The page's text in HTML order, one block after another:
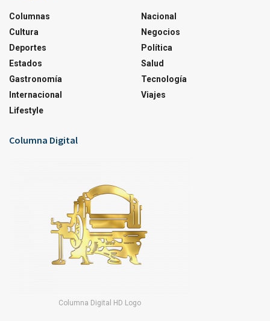
Columnas
Cultura
Deportes
Estados
Gastronomía
Internacional
Lifestyle
Nacional
Negocios
Política
Salud
Tecnología
Viajes
Columna Digital
Columna Digital HD Logo